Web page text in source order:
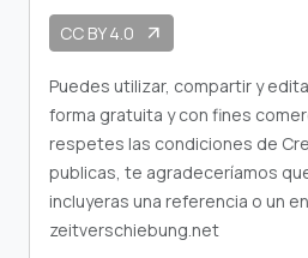
CC BY 4.0 arrow_outward
Puedes utilizar, compartir y
forma gratuita y con fines
respetes las condiciones de
publicas, te agradeceríamos
incluyeras una referencia o un
zeitverschiebung.net